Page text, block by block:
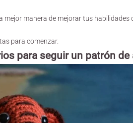
mejor manera de mejorar tus habilidades
para comenzar.
para seguir un patrón